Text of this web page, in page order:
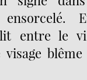
ensorcelé.
entre le